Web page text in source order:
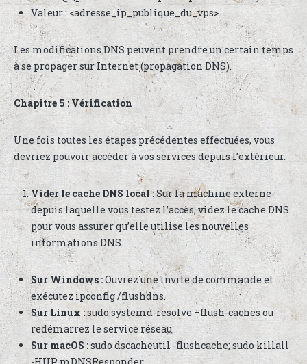
Valeur : <adresse_ip_publique_du_vps>
Les modifications DNS peuvent prendre un certain temps
à se propager sur Internet (propagation DNS).
Chapitre 5 : Vérification
Une fois toutes les étapes précédentes effectuées, vous
devriez pouvoir accéder à vos services depuis l’extérieur.
Vider le cache DNS local :Sur la machine externe
depuis laquelle vous testez l’accès, videz le cache DNS
pour vous assurer qu’elle utilise les nouvelles
informations DNS.
Sur Windows :Ouvrez une invite de commande et
exécutez ipconfig /flushdns.
Sur Linux :sudo systemd-resolve –flush-caches ou
redémarrez le service réseau.
Sur macOS :sudo dscacheutil -flushcache; sudo killall